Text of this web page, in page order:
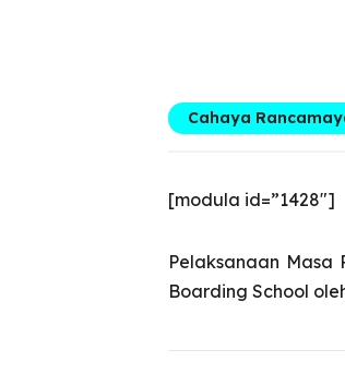
Cahaya
[modula id=”1428″]
Pelaksanaan Masa
Boarding School